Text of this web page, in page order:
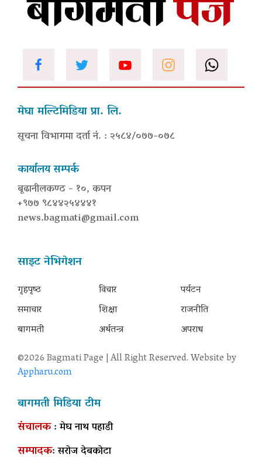
मेघा मल्टिमिडिया प्रा. लि.
सूचना विभागमा दर्ता नं. : २५८४/०७७-०७८
कार्यालय सम्पर्क
बूढानीलकण्ठ - १०, कपन
+९७७ ९८४४२५४४४१
news.bagmati@gmail.com
साइट नेभिगेशन
गृहपृष्‍ठ
समाचार
बागमती
विचार
शिक्षा
अर्थतन्त्र
पर्यटन
राजनीति
अपराध
©2026 Bagmati Page | All Right Reserved. Website by
Appharu.com
बागमती मिडिया टीम
संचालक: मेघ नाथ पहाडी
सम्पादक: सरोज देबकोटा